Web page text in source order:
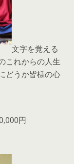
文字を覚える
これからの人生
どうか皆様の心
円